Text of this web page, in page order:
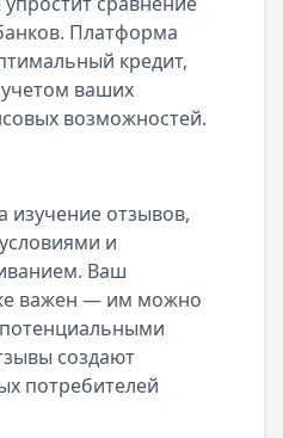
Платформа
кредит,
ваших
возможностей.
изучение отзывов,
и
Ваш
важен — им можно
создают
потребителей